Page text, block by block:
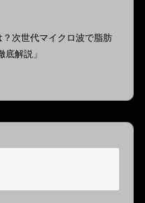
？次世代マイクロ波で脂肪
解説」